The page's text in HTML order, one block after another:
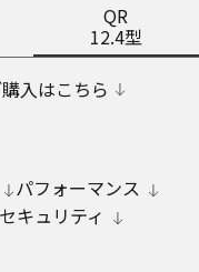
QR
12.4型
入はこちら
パフォーマンス
セキュリティ